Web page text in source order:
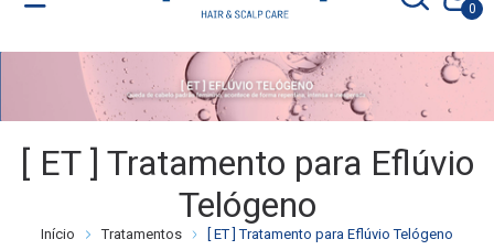
0
[ ET ] Tratamento para Eflúvio
Telógeno
Início Tratamentos [ ET ] Tratamento para Eflúvio Telógeno